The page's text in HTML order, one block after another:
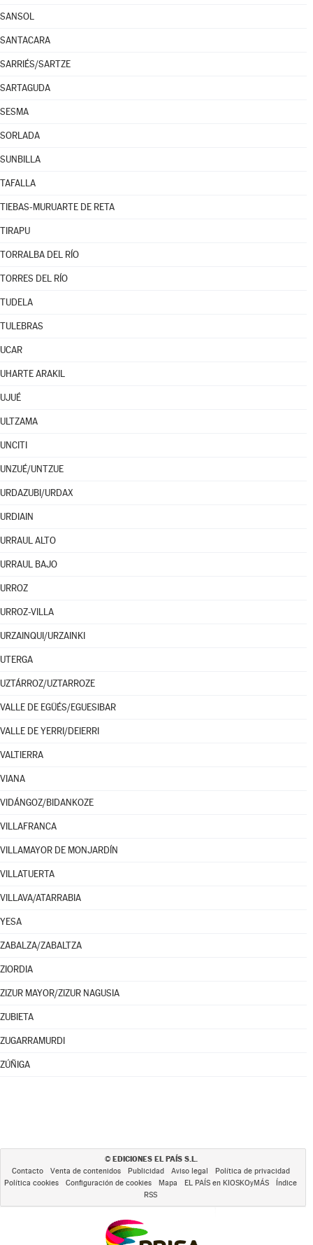
SANSOL
SANTACARA
SARRIÉS/SARTZE
SARTAGUDA
SESMA
SORLADA
SUNBILLA
TAFALLA
TIEBAS-MURUARTE DE RETA
TIRAPU
TORRALBA DEL RÍO
TORRES DEL RÍO
TUDELA
TULEBRAS
UCAR
UHARTE ARAKIL
UJUÉ
ULTZAMA
UNCITI
UNZUÉ/UNTZUE
URDAZUBI/URDAX
URDIAIN
URRAUL ALTO
URRAUL BAJO
URROZ
URROZ-VILLA
URZAINQUI/URZAINKI
UTERGA
UZTÁRROZ/UZTARROZE
VALLE DE EGÜÉS/EGUESIBAR
VALLE DE YERRI/DEIERRI
VALTIERRA
VIANA
VIDÁNGOZ/BIDANKOZE
VILLAFRANCA
VILLAMAYOR DE MONJARDÍN
VILLATUERTA
VILLAVA/ATARRABIA
YESA
ZABALZA/ZABALTZA
ZIORDIA
ZIZUR MAYOR/ZIZUR NAGUSIA
ZUBIETA
ZUGARRAMURDI
ZÚÑIGA
© EDICIONES EL PAÍS S.L.
Contacto Venta de contenidos Publicidad Aviso legal
Política de privacidad
Política cookies
Configuración de cookies Mapa EL PAÍS en KIOSKOyMÁS
Índice
RSS